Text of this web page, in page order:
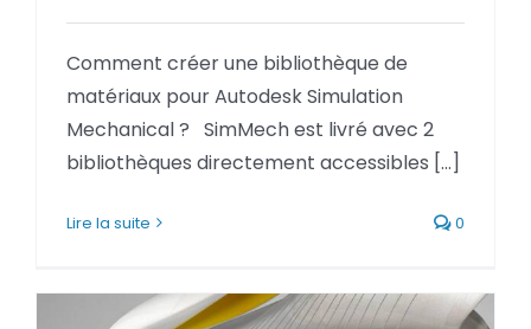
SOCIETE
Rechercher:
Comment créer une bibliothèque de
matériaux pour Autodesk Simulation
Mechanical ? SimMech est livré avec 2
bibliothèques directement accessibles [...]
Lire la suite 0